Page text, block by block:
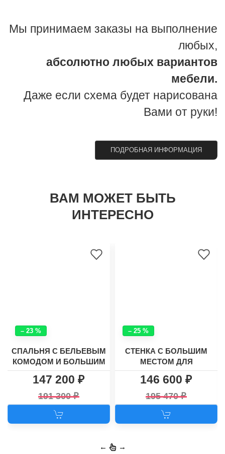
Мы принимаем заказы на выполнение
любых,
абсолютно любых вариантов
мебели.
Даже если схема будет нарисована
Вами от руки!
ПОДРОБНАЯ ИНФОРМАЦИЯ
ВАМ МОЖЕТ БЫТЬ
ИНТЕРЕСНО
– 23 %
СПАЛЬНЯ С БЕЛЬЕВЫМ
КОМОДОМ И БОЛЬШИМ
ШКАФОМ ДЛЯ ОДЕЖЫ
"ЛАУНЧ"
147 200
191 300
– 25 %
СТЕНКА С БОЛЬШИМ
МЕСТОМ ДЛЯ
ТЕЛЕВИЗОРА И
УГЛОВЫМ ШКАФОМ
ХАСКИ - 26
146 600
195 470
← →